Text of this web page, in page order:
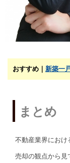
おすすめ｜ 新築一
まとめ
不動産業界におけ
売却の観点から見